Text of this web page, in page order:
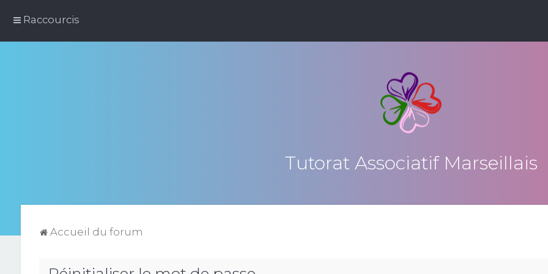
Raccourcis
Tutorat Associatif Marseillais
Accueil du forum